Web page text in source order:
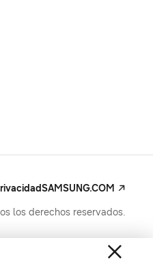
SAMSUNG.COM
los derechos reservados.